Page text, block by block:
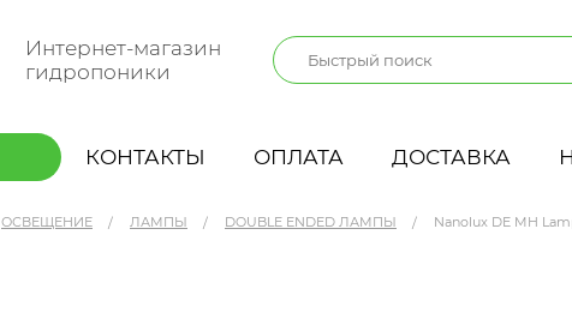
Интернет-магазин
гидропоники
КОНТАКТЫ ОПЛАТА ДОСТАВКА
ОСВЕЩЕНИЕ ЛАМПЫ DOUBLE ENDED ЛАМПЫ Nanolux DE MH